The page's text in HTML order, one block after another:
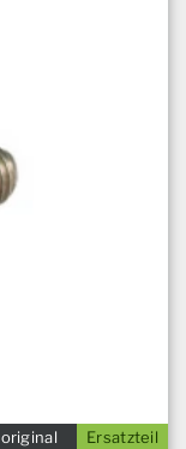
Ersatzteil
original